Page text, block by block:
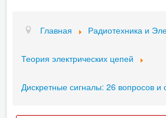
Главная Радиотехника и
Теория электрических цепей
Дискретные сигналы: 26 вопросов и